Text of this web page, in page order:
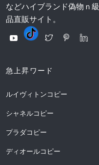
などハイブランド偽物ｎ級
品直販サイト。
急上昇ワード
ルイヴィトンコピー
シャネルコピー
プラダコピー
ディオールコピー